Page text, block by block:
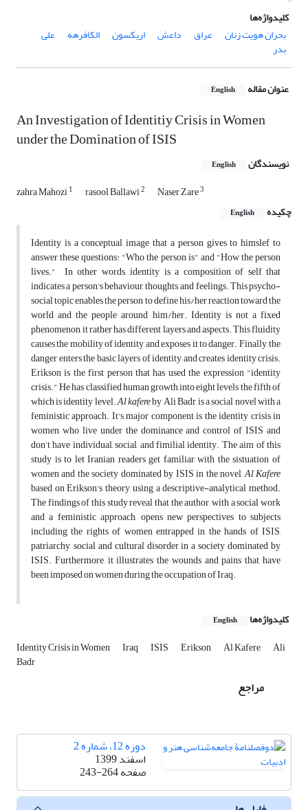
کلیدواژه‌ها
بحران هویت زنان
عراق داعش اریکسون الکافرهه علی
بدر
عنوان مقاله English
An Investigation of Identitiy Crisis in Women
under the Domination of ISIS
نویسندگان English
zahra Mahozi1 rasool Ballawi2 Naser Zare3
چکیده English
Identity is a conceptual image that a person gives to himslef to
answer these questions: "Who the person is" and "How the person
lives." In other words, identity is a composition of self that
indicates a person's behaviour, thoughts, and feelings. This psycho-
social topic enables the person to define his/her reaction toward the
world and the people around him/her. Identity is not a fixed
phenomenon, it rather has different layers and aspects. This fluidity
causes the mobility of identity and exposes it to danger. Finally, the
danger enters the basic layers of identity and creates identity crisis.
Erikson is the first person that has used the expression "identity
crisis." He has classified human growth into eight levels the fifth of
which is identity level.Al kafereby Ali Badr, is a social novel with a
feministic approach. It's major component is the identity crisis in
women who live under the dominance and control of ISIS and
don’t have individual, social, and fimilial identity. The aim of this
study is to let Iranian readers get familiar with the sistuation of
women and the society dominated by ISIS in the novel,Al Kafere
based on Erikson's theory, using a descriptive-analytical method.
The findings of this study reveal that the author, with a social work
and a feministic approach, opens new perspectives to subjects
including the rights of women entrapped in the hands of ISIS,
patriarchy, social and cultural disorder in a society dominated by
ISIS. Furthermore, it illustrates the wounds and pains that have
been imposed on women during the occupation of Iraq.
کلیدواژه‌ها English
Identity Crisis in Women Iraq ISIS Erikson Al Kafere Ali
Badr
مراجع
دوره 12، شماره 2
اسفند 1399
صفحه243-264